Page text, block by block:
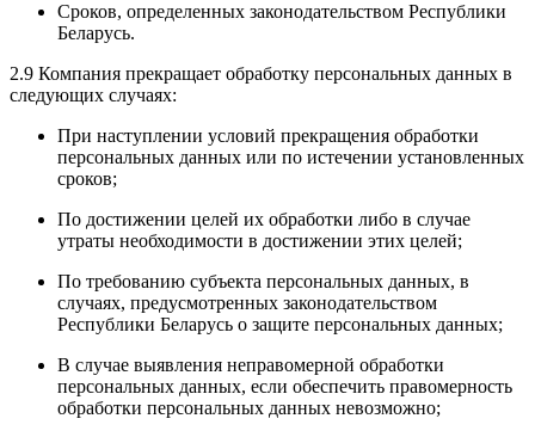
Сроков, определенных законодательством Республики
Беларусь.
2.9 Компания прекращает обработку персональных данных в
следующих случаях:
При наступлении условий прекращения обработки
персональных данных или по истечении установленных
сроков;
По достижении целей их обработки либо в случае
утраты необходимости в достижении этих целей;
По требованию субъекта персональных данных, в
случаях, предусмотренных законодательством
Республики Беларусь о защите персональных данных;
В случае выявления неправомерной обработки
персональных данных, если обеспечить правомерность
обработки персональных данных невозможно;